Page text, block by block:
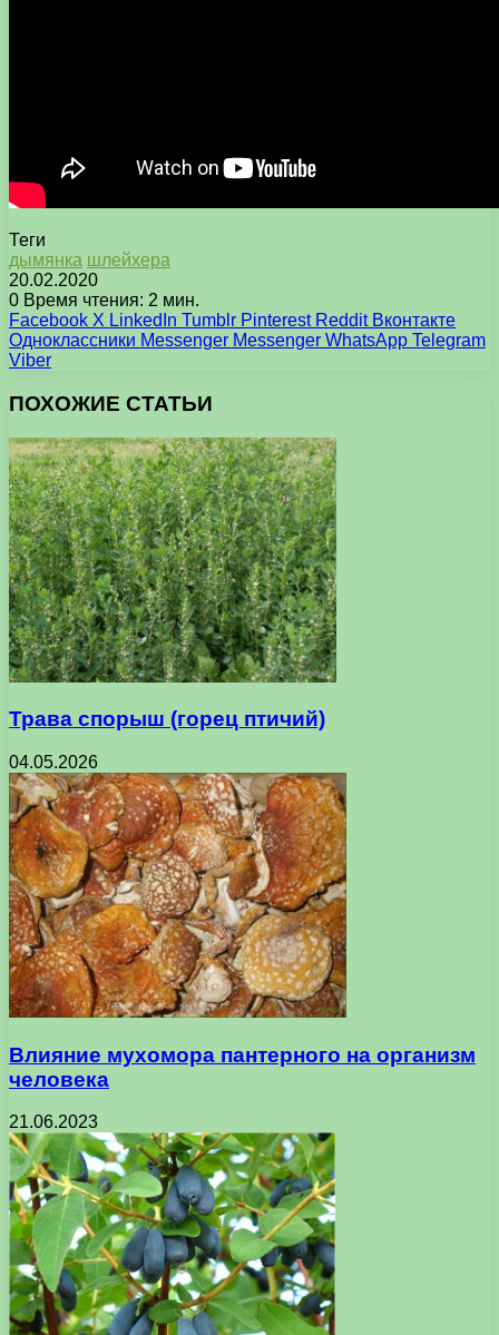
Теги
дымянка шлейхера
20.02.2020
0 Время чтения: 2 мин.
Facebook X LinkedIn Tumblr Pinterest Reddit Вконтакте
Одноклассники Messenger Messenger WhatsApp Telegram
Viber
ПОХОЖИЕ СТАТЬИ
Трава спорыш (горец птичий)
04.05.2026
Влияние мухомора пантерного на организм
человека
21.06.2023